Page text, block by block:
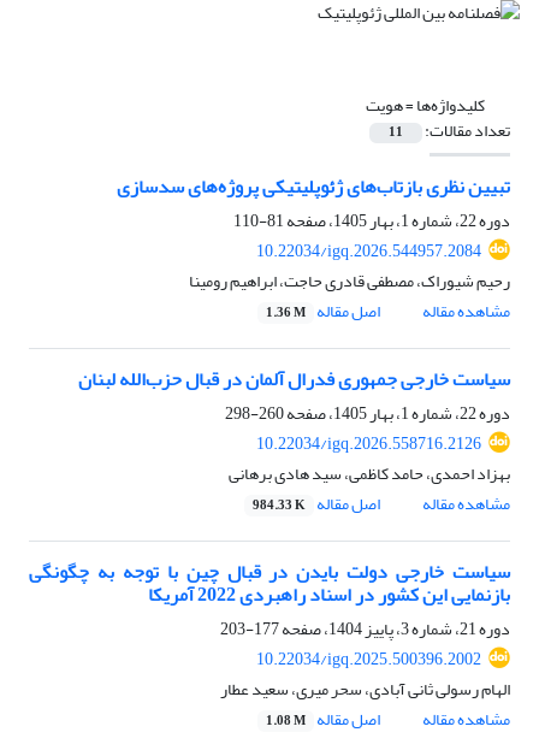
کلیدواژه‌ها =هویت
تعداد مقالات: 11
تبیین نظری بازتاب‌های ژئوپلیتیکی پروژه‌های سدسازی
دوره 22، شماره 1، بهار 1405، صفحه
81-110
10.22034/igq.2026.544957.2084
رحیم شیوراک، مصطفی قادری حاجت، ابراهیم رومینا
مشاهده مقاله
اصل مقاله 1.36 M
سیاست خارجی جمهوری فدرال آلمان در قبال حزب‌الله لبنان
دوره 22، شماره 1، بهار 1405، صفحه
260-298
10.22034/igq.2026.558716.2126
بهزاد احمدی، حامد کاظمی، سید هادی برهانی
مشاهده مقاله
اصل مقاله 984.33 K
سیاست خارجی دولت بایدن در قبال چین با توجه به چگونگی
بازنمایی این کشور در اسناد راهبردی 2022 آمریکا
دوره 21، شماره 3، پاییز 1404، صفحه
177-203
10.22034/igq.2025.500396.2002
الهام رسولی ثانی آبادی، سحر میری، سعید عطار
مشاهده مقاله
اصل مقاله 1.08 M